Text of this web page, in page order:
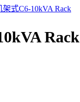
式C6-10kVA Rack
Rack